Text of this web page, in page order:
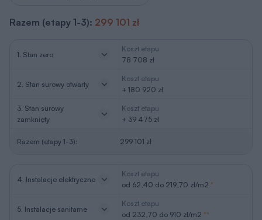
Razem (etapy 1-3): 299 101 zł
1. Stan zero
Koszt etapu
78 708 zł
2. Stan surowy otwarty
Koszt etapu
+ 180 920 zł
3. Stan surowy
zamknięty
Koszt etapu
+ 39 475 zł
Razem (etapy 1-3): 299 101 zł
4. Instalacje elektryczne
Koszt etapu
od 62,40 do 219,70 zł/m2 *
5. Instalacje sanitarne
Koszt etapu
od 232,70 do 910 zł/m2 **